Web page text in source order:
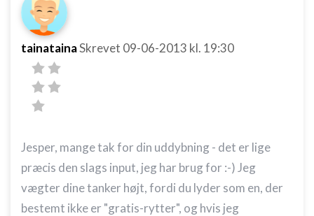
tainatainaSkrevet 09-06-2013 kl. 19:30
Jesper, mange tak for din uddybning - det er lige
præcis den slags input, jeg har brug for :-) Jeg
vægter dine tanker højt, fordi du lyder som en, der
bestemt ikke er "gratis-rytter", og hvis jeg